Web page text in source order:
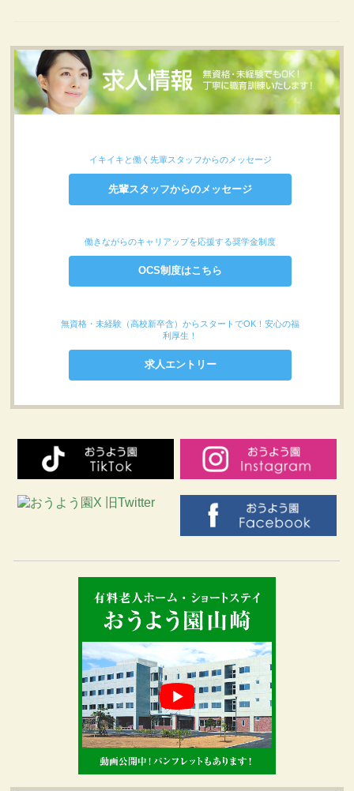
イキイキと働く先輩スタッフからのメッセージ
先輩スタッフからのメッセージ
働きながらのキャリアップを応援する奨学金制度
OCS制度はこちら
無資格・未経験（高校新卒含）からスタートでOK！安心の福
利厚生！
求人エントリー